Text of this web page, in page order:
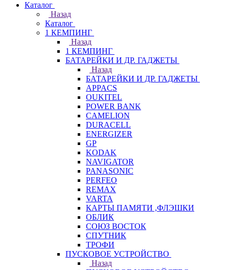
Каталог
Назад
Каталог
1 КЕМПИНГ
Назад
1 КЕМПИНГ
БАТАРЕЙКИ И ДР. ГАДЖЕТЫ
Назад
БАТАРЕЙКИ И ДР. ГАДЖЕТЫ
APPACS
OUKITEL
POWER BANK
CAMELION
DURACELL
ENERGIZER
GP
KODAK
NAVIGATOR
PANASONIC
PERFEO
REMAX
VARTA
КАРТЫ ПАМЯТИ ,ФЛЭШКИ
ОБЛИК
СОЮЗ ВОСТОК
СПУТНИК
ТРОФИ
ПУСКОВОЕ УСТРОЙСТВО
Назад